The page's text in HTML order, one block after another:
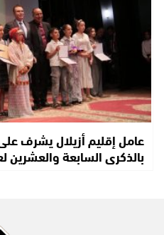
عامل إقليم أزيلال يشرف
بالذكرى السابعة والعشرين